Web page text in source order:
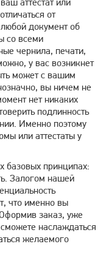
от
документ об
со всеми
чернила, печати,
у вас возникнет
может с вашим
вы ничем не
нет никаких
подлинность
Именно поэтому
или аттестаты у
базовых принципах:
Залогом нашей
что именно вы
заказ, уже
наслаждаться
желаемого